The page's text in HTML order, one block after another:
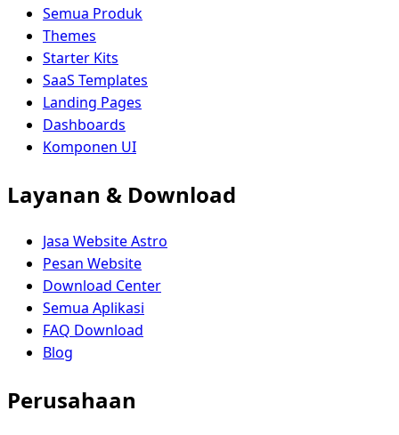
Semua Produk
Themes
Starter Kits
SaaS Templates
Landing Pages
Dashboards
Komponen UI
Layanan & Download
Jasa Website Astro
Pesan Website
Download Center
Semua Aplikasi
FAQ Download
Blog
Perusahaan